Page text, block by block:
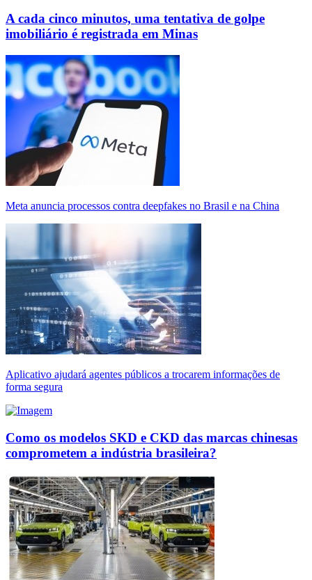
A cada cinco minutos, uma tentativa de golpe
imobiliário é registrada em Minas
Meta anuncia processos contra deepfakes no Brasil e na China
Aplicativo ajudará agentes públicos a trocarem informações de
forma segura
Como os modelos SKD e CKD das marcas chinesas
comprometem a indústria brasileira?